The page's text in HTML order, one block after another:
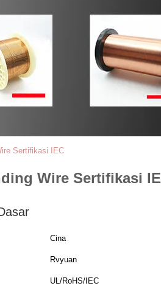
Sertifikasi IEC
Wire Sertifikasi
Cina
Rvyuan
UL/RoHS/IEC